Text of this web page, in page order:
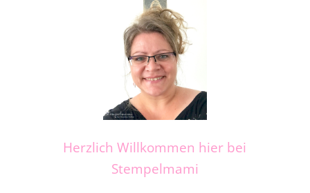
Herzlich Willkommen hier bei
Stempelmami